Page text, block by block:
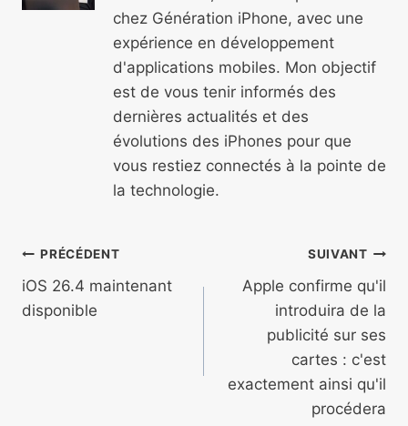
chez Génération iPhone, avec une
expérience en développement
d'applications mobiles. Mon objectif
est de vous tenir informés des
dernières actualités et des
évolutions des iPhones pour que
vous restiez connectés à la pointe de
la technologie.
Navigation
de
l’article
PRÉCÉDENT
iOS 26.4 maintenant
disponible
SUIVANT
Apple confirme qu'il
introduira de la
publicité sur ses
cartes : c'est
exactement ainsi qu'il
procédera